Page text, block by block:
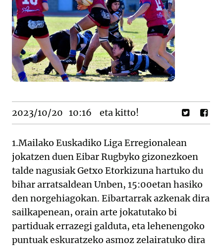
2023/10/20 10:16 eta kitto!
1.Mailako Euskadiko Liga Erregionalean
jokatzen duen Eibar Rugbyko gizonezkoen
talde nagusiak Getxo Etorkizuna hartuko du
bihar arratsaldean Unben, 15:00etan hasiko
den norgehiagokan. Eibartarrak azkenak dira
sailkapenean, orain arte jokatutako bi
partiduak errazegi galduta, eta lehenengoko
puntuak eskuratzeko asmoz zelairatuko dira